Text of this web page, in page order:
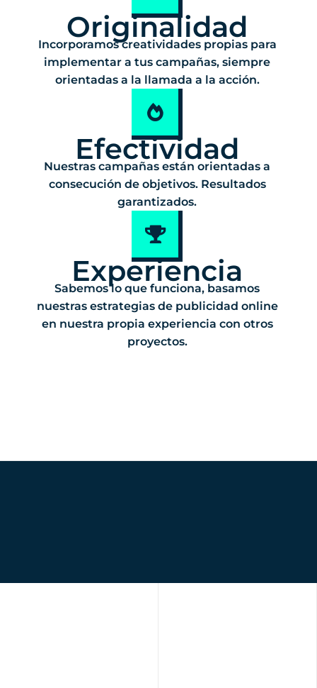
Originalidad
Incorporamos creatividades propias para
implementar a tus campañas, siempre
orientadas a la llamada a la acción.
Efectividad
Nuestras campañas están orientadas a
consecución de objetivos. Resultados
garantizados.
Experiencia
Sabemos lo que funciona, basamos
nuestras estrategias de publicidad online
en nuestra propia experiencia con otros
proyectos.